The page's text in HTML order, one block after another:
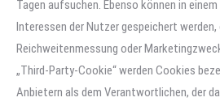
Tagen aufsuchen. Ebenso können in
Interessen der Nutzer gespeichert werden,
Reichweitenmessung oder
„Third-Party-Cookie“ werden Cookies
Anbietern als dem Verantwortlichen, der